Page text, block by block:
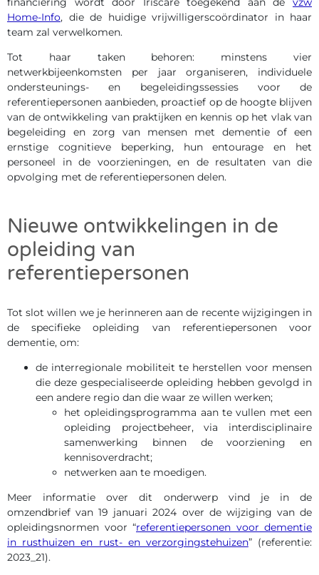
Home-Info, die de huidige vrijwilligerscoördinator in haar
team zal verwelkomen.
Tot haar taken behoren: minstens vier
netwerkbijeenkomsten per jaar organiseren, individuele
ondersteunings- en begeleidingssessies voor de
referentiepersonen aanbieden, proactief op de hoogte blijven
van de ontwikkeling van praktijken en kennis op het vlak van
begeleiding en zorg van mensen met dementie of een
ernstige cognitieve beperking, hun entourage en het
personeel in de voorzieningen, en de resultaten van die
opvolging met de referentiepersonen delen.
Nieuwe ontwikkelingen in de
opleiding van
referentiepersonen
Tot slot willen we je herinneren aan de recente wijzigingen in
de specifieke opleiding van referentiepersonen voor
dementie, om:
de interregionale mobiliteit te herstellen voor mensen
die deze gespecialiseerde opleiding hebben gevolgd in
een andere regio dan die waar ze willen werken;
het opleidingsprogramma aan te vullen met een
opleiding projectbeheer, via interdisciplinaire
samenwerking binnen de voorziening en
kennisoverdracht;
netwerken aan te moedigen.
Meer informatie over dit onderwerp vind je in de
omzendbrief van 19 januari 2024 over de wijziging van de
opleidingsnormen voor “referentiepersonen voor dementie
in rusthuizen en rust- en verzorgingstehuizen” (referentie:
2023_21).